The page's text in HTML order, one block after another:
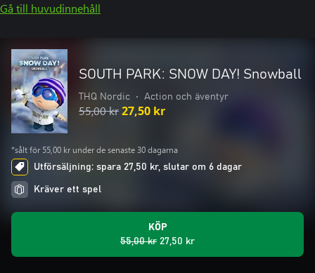
Gå till huvudinnehåll
SOUTH PARK: SNOW DAY! Snowball
THQ Nordic • Action och äventyr
55,00 kr27,50 kr
*sålt för 55,00 kr under de senaste 30 dagarna
Utförsäljning: spara 27,50 kr, slutar om 6 dagar
Kräver ett spel
KÖP
55,00 kr 27,50 kr